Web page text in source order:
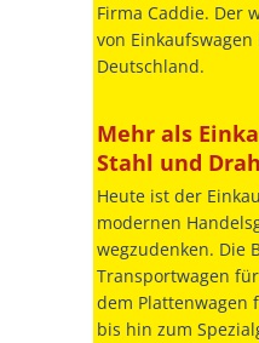
Firma Caddie. Der
von
Deutschland.
Mehr als
Stahl und
Heute ist der
modernen
wegzudenken. Die
Transportwagen
dem Plattenwagen
bis hin zum